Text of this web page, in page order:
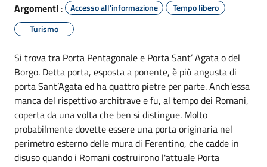
Argomenti : Accesso all'informazione
Tempo libero
Turismo
Si trova tra Porta Pentagonale e Porta Sant’ Agata o del
Borgo. Detta porta, esposta a ponente, è più angusta di
porta Sant’Agata ed ha quattro pietre per parte. Anch'essa
manca del rispettivo architrave e fu, al tempo dei Romani,
coperta da una volta che ben si distingue. Molto
probabilmente dovette essere una porta originaria nel
perimetro esterno delle mura di Ferentino, che cadde in
disuso quando i Romani costruirono l'attuale Porta